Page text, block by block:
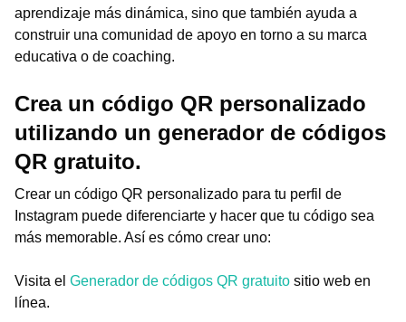
aprendizaje más dinámica, sino que también ayuda a
construir una comunidad de apoyo en torno a su marca
educativa o de coaching.
Crea un código QR personalizado
utilizando un generador de códigos
QR gratuito.
Crear un código QR personalizado para tu perfil de
Instagram puede diferenciarte y hacer que tu código sea
más memorable. Así es cómo crear uno:
Visita el Generador de códigos QR gratuito sitio web en
línea.